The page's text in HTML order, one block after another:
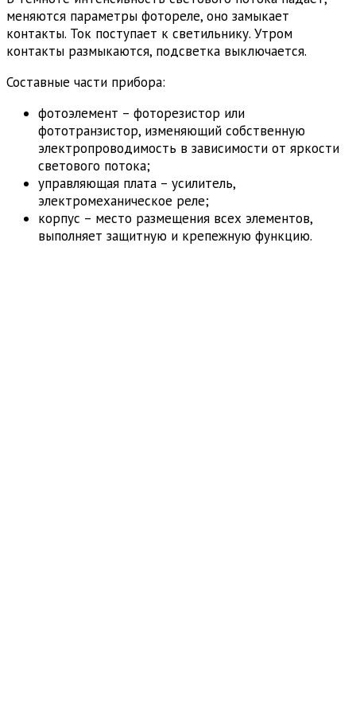
меняются параметры фотореле, оно замыкает
контакты. Ток поступает к светильнику. Утром
контакты размыкаются, подсветка выключается.
Составные части прибора:
фотоэлемент – фоторезистор или
фототранзистор, изменяющий собственную
электропроводимость в зависимости от яркости
светового потока;
управляющая плата – усилитель,
электромеханическое реле;
корпус – место размещения всех элементов,
выполняет защитную и крепежную функцию.